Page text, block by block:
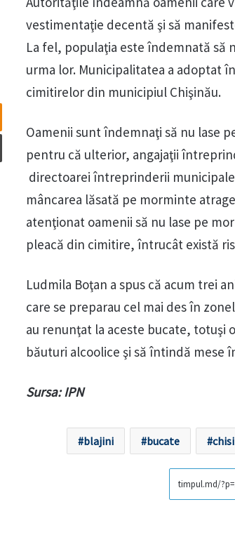
vestimentaţie decentă şi să
La fel, populaţia este îndemnată să
urma lor. Municipalitatea a adoptat
cimitirelor din municipiul Chişinău.
Oamenii sunt îndemnaţi să nu lase
pentru că ulterior, angajaţii
directoarei întreprinderii
mâncarea lăsată pe morminte
atenţionat oamenii să nu lase pe
pleacă din cimitire, întrucât există
Ludmila Boţan a spus că acum trei
care se preparau cel mai des în
au renunţat la aceste bucate, totuşi
băuturi alcoolice şi să întindă mese
Sursa: IPN
blajini bucate
Odnoklassniki
Tipărește